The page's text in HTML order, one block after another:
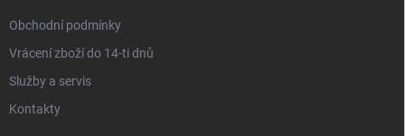
Obchodní podmínky
Vrácení zboží do 14-ti dnů
Služby a servis
Kontakty